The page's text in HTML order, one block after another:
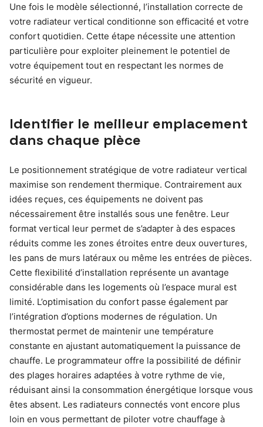
Une fois le modèle sélectionné, l’installation correcte de
votre radiateur vertical conditionne son efficacité et votre
confort quotidien. Cette étape nécessite une attention
particulière pour exploiter pleinement le potentiel de
votre équipement tout en respectant les normes de
sécurité en vigueur.
Identifier le meilleur emplacement
dans chaque pièce
Le positionnement stratégique de votre radiateur vertical
maximise son rendement thermique. Contrairement aux
idées reçues, ces équipements ne doivent pas
nécessairement être installés sous une fenêtre. Leur
format vertical leur permet de s’adapter à des espaces
réduits comme les zones étroites entre deux ouvertures,
les pans de murs latéraux ou même les entrées de pièces.
Cette flexibilité d’installation représente un avantage
considérable dans les logements où l’espace mural est
limité. L’optimisation du confort passe également par
l’intégration d’options modernes de régulation. Un
thermostat permet de maintenir une température
constante en ajustant automatiquement la puissance de
chauffe. Le programmateur offre la possibilité de définir
des plages horaires adaptées à votre rythme de vie,
réduisant ainsi la consommation énergétique lorsque vous
êtes absent. Les radiateurs connectés vont encore plus
loin en vous permettant de piloter votre chauffage à